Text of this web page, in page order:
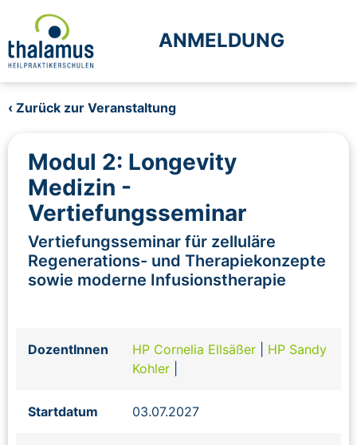
ANMELDUNG
‹ Zurück zur Veranstaltung
Modul 2: Longevity
Medizin -
Vertiefungsseminar
Vertiefungsseminar für zelluläre
Regenerations- und Therapiekonzepte
sowie moderne Infusionstherapie
DozentInnen HP Cornelia Ellsäßer
HP Sandy
Kohler
Startdatum 03.07.2027